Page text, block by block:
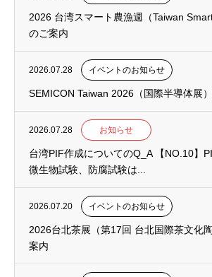
2026 台湾スマート農漁週（Taiwan
のご案内
2026.07.28 イベントのお知らせ
SEMICON Taiwan 2026（国際半導体展
2026.07.28 お知らせ
台湾PIF作成についてのQ_A 【NO.10】
微生物試験、防腐試験は...
2026.07.20 イベントのお知らせ
2026台北茶展（第17回 台北国際茶文化
案内